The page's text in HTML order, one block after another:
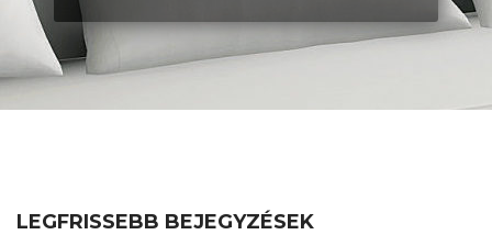
LEGFRISSEBB BEJEGYZÉSEK